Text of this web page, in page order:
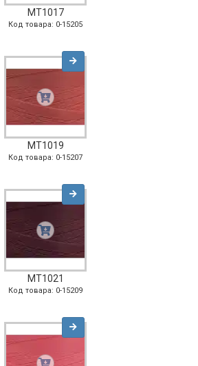
MT1017
Код товара: 0-15205
MT1019
Код товара: 0-15207
MT1021
Код товара: 0-15209